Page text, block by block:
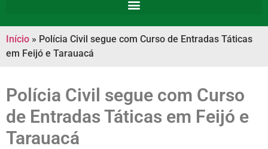
Início » Polícia Civil segue com Curso de Entradas Táticas
em Feijó e Tarauacá
Polícia Civil segue com Curso
de Entradas Táticas em Feijó e
Tarauacá